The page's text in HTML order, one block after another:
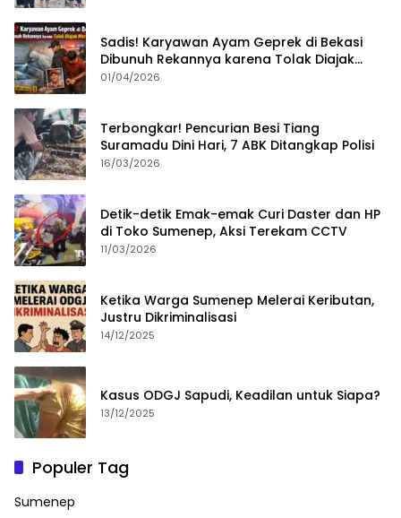
Sadis! Karyawan Ayam Geprek di Bekasi
Dibunuh Rekannya karena Tolak Diajak
Merampok Majikan
01/04/2026
Terbongkar! Pencurian Besi Tiang
Suramadu Dini Hari, 7 ABK Ditangkap Polisi
16/03/2026
Detik-detik Emak-emak Curi Daster dan HP
di Toko Sumenep, Aksi Terekam CCTV
11/03/2026
Ketika Warga Sumenep Melerai Keributan,
Justru Dikriminalisasi
14/12/2025
Kasus ODGJ Sapudi, Keadilan untuk Siapa?
13/12/2025
Populer Tag
Sumenep